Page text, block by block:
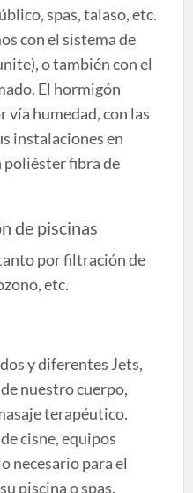
spas, talaso, etc.
con el sistema de
o también con el
El hormigón
vía humedad, con las
instalaciones en
fibra de
de piscinas
por filtración de
etc.
y diferentes Jets,
nuestro cuerpo,
terapéutico.
cisne, equipos
necesario para el
piscina o spas.